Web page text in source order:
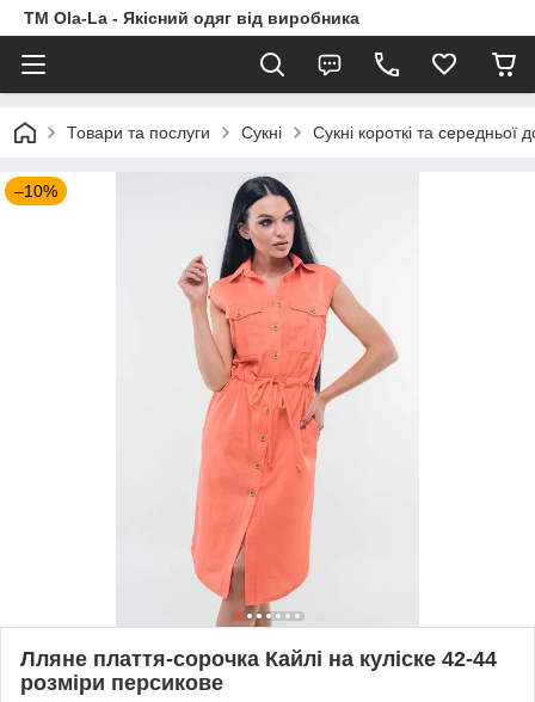
TM Ola-La - Якісний одяг від виробника
Товари та послуги Сукні Сукні короткі та середньої
–10%
Лляне плаття-сорочка Кайлі на куліске 42-44
розміри персикове